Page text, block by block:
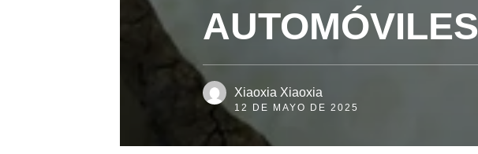
AUTOMÓVILES
Xiaoxia Xiaoxia
12 DE MAYO DE 2025